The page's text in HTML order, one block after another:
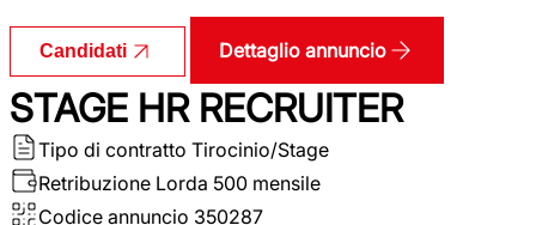
Candidati Dettaglio annuncio
STAGE HR RECRUITER
Tipo di contratto Tirocinio/Stage
Retribuzione Lorda 500 mensile
Codice annuncio 350287